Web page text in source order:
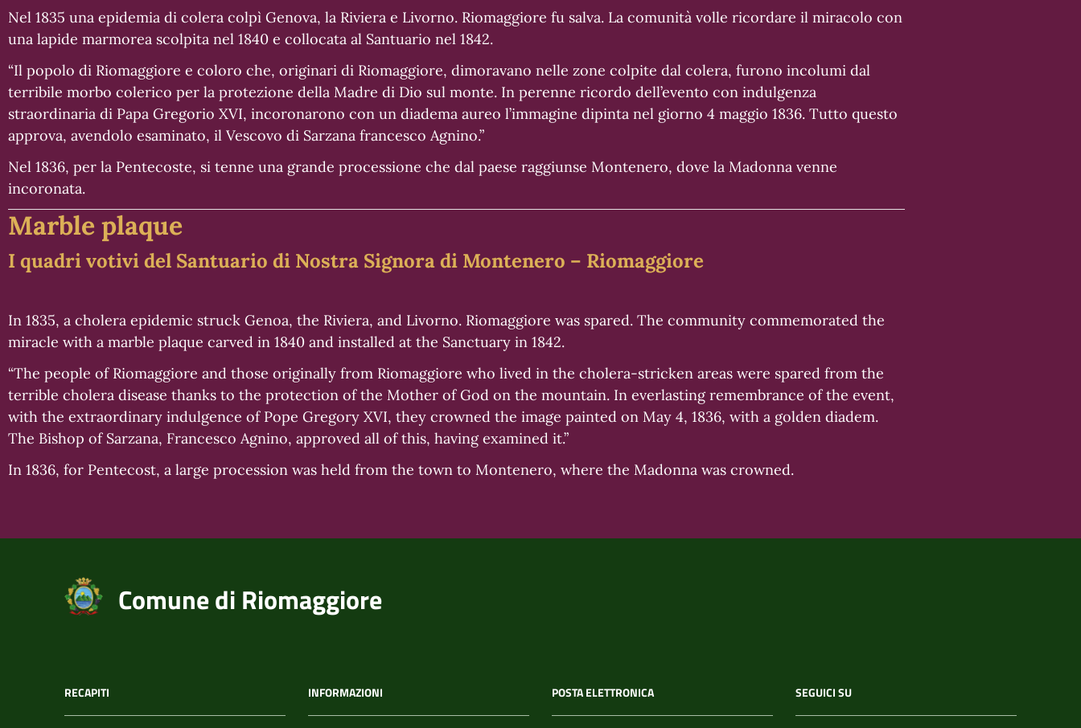
Nel 1835 una epidemia di colera colpì Genova, la Riviera e Livorno. Riomaggiore fu salva. La comunità volle ricordare il miracolo con
una lapide marmorea scolpita nel 1840 e collocata al Santuario nel 1842.
“Il popolo di Riomaggiore e coloro che, originari di Riomaggiore, dimoravano nelle zone colpite dal colera, furono incolumi dal
terribile morbo colerico per la protezione della Madre di Dio sul monte. In perenne ricordo dell’evento con indulgenza
straordinaria di Papa Gregorio XVI, incoronarono con un diadema aureo l’immagine dipinta nel giorno 4 maggio 1836. Tutto questo
approva, avendolo esaminato, il Vescovo di Sarzana francesco Agnino.”
Nel 1836, per la Pentecoste, si tenne una grande processione che dal paese raggiunse Montenero, dove la Madonna venne
incoronata.
Marble plaque
I quadri votivi del Santuario di Nostra Signora di Montenero – Riomaggiore
In 1835, a cholera epidemic struck Genoa, the Riviera, and Livorno. Riomaggiore was spared. The community commemorated the
miracle with a marble plaque carved in 1840 and installed at the Sanctuary in 1842.
“The people of Riomaggiore and those originally from Riomaggiore who lived in the cholera-stricken areas were spared from the
terrible cholera disease thanks to the protection of the Mother of God on the mountain. In everlasting remembrance of the event,
with the extraordinary indulgence of Pope Gregory XVI, they crowned the image painted on May 4, 1836, with a golden diadem.
The Bishop of Sarzana, Francesco Agnino, approved all of this, having examined it.”
In 1836, for Pentecost, a large procession was held from the town to Montenero, where the Madonna was crowned.
Comune di Riomaggiore
RECAPITI INFORMAZIONI POSTA ELETTRONICA SEGUICI SU